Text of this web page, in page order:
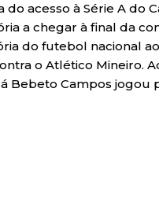
acesso à Série A do
a chegar à final da
do futebol nacional
o Atlético Mineiro.
Bebeto Campos jogou